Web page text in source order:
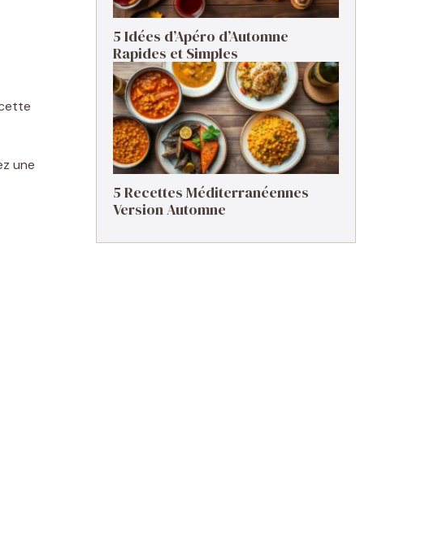
une
5 Idées d’Apéro d’Automne
Rapides et Simples
5 Recettes Méditerranéennes
Version Automne